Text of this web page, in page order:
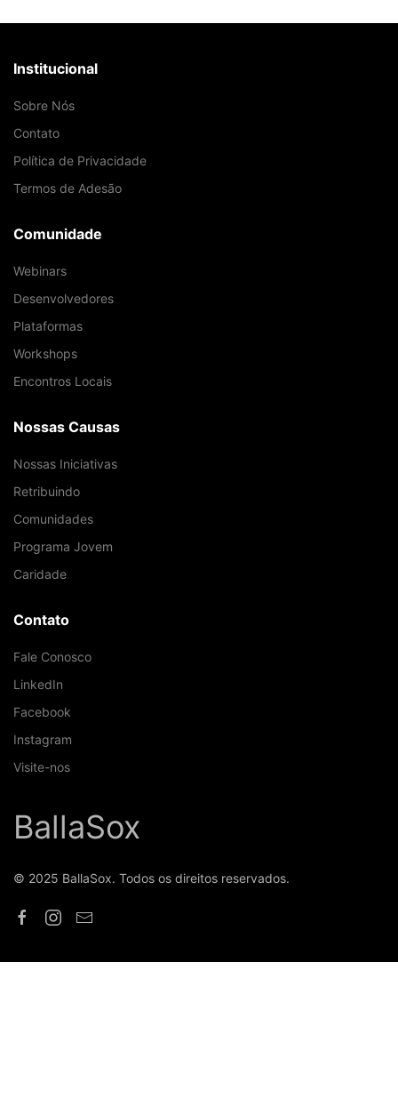
Institucional
Sobre Nós
Contato
Política de Privacidade
Termos de Adesão
Comunidade
Webinars
Desenvolvedores
Plataformas
Workshops
Encontros Locais
Nossas Causas
Nossas Iniciativas
Retribuindo
Comunidades
Programa Jovem
Caridade
Contato
Fale Conosco
LinkedIn
Facebook
Instagram
Visite-nos
BallaSox
© 2025 BallaSox. Todos os direitos reservados.